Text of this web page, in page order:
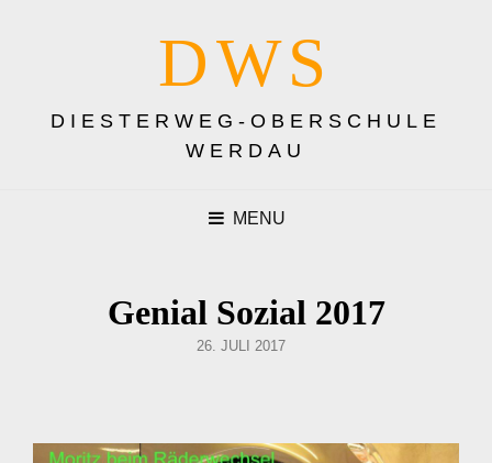
DWS
DIESTERWEG-OBERSCHULE
WERDAU
MENU
Genial Sozial 2017
POSTED
26. JULI 2017